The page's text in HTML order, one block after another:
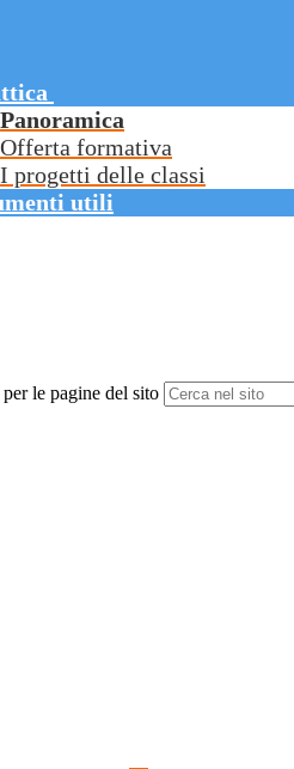
Panoramica
Offerta formativa
I progetti delle classi
utili
le pagine del sito